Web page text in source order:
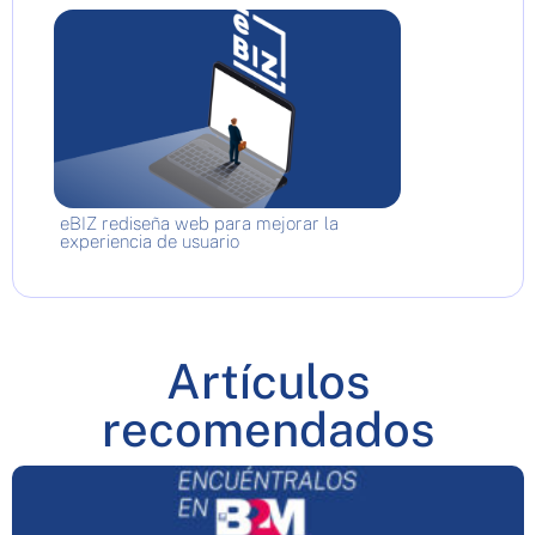
eBIZ rediseña web para mejorar la
experiencia de usuario
Artículos
recomendados